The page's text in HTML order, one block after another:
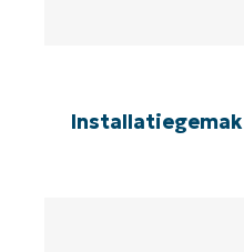
Installatiegemak